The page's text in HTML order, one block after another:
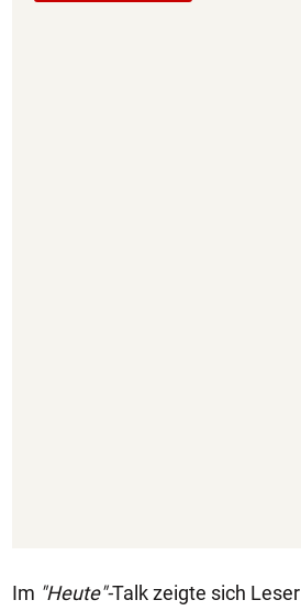
Im "Heute"-Talk zeigte sich